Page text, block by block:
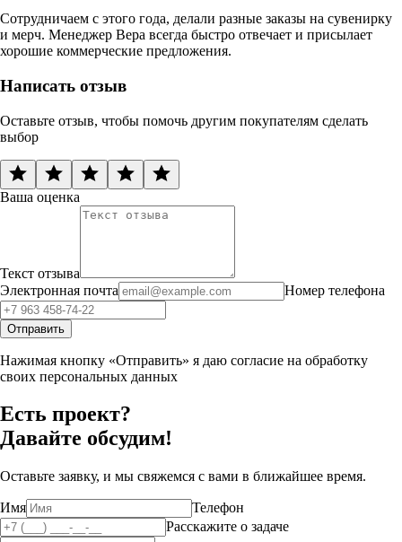
Сотрудничаем с этого года, делали разные заказы на сувенирку
и мерч. Менеджер Вера всегда быстро отвечает и присылает
хорошие коммерческие предложения.
Написать отзыв
Оставьте отзыв, чтобы помочь другим покупателям сделать
выбор
Ваша оценка
Текст отзыва
Электронная почта
Номер телефона
Отправить
Нажимая кнопку «Отправить» я даю согласие на обработку
своих персональных данных
Есть проект?
Давайте обсудим!
Оставьте заявку, и мы свяжемся с вами в ближайшее время.
Имя
Телефон
Расскажите о задаче